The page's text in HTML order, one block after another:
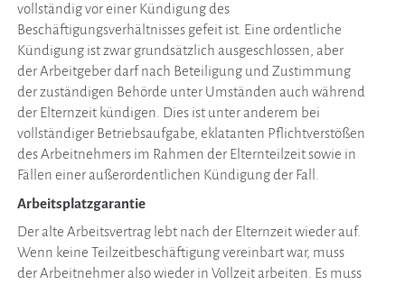
vollständig vor einer Kündigung des
Beschäftigungsverhältnisses gefeit ist. Eine ordentliche
Kündigung ist zwar grundsätzlich ausgeschlossen, aber
der Arbeitgeber darf nach Beteiligung und Zustimmung
der zuständigen Behörde unter Umständen auch während
der Elternzeit kündigen. Dies ist unter anderem bei
vollständiger Betriebsaufgabe, eklatanten Pflichtverstößen
des Arbeitnehmers im Rahmen der Elternteilzeit sowie in
Fällen einer außerordentlichen Kündigung der Fall.
Arbeitsplatzgarantie
Der alte Arbeitsvertrag lebt nach der Elternzeit wieder auf.
Wenn keine Teilzeitbeschäftigung vereinbart war, muss
der Arbeitnehmer also wieder in Vollzeit arbeiten. Es muss